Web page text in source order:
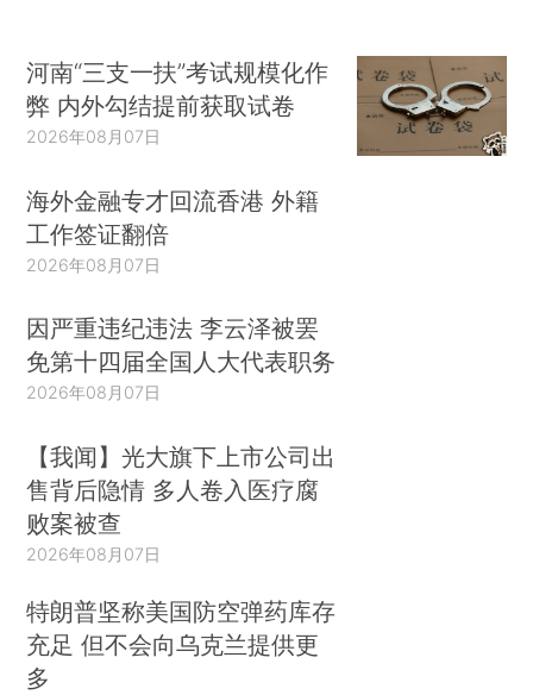
河南“三支一扶”考试规模化作
弊 内外勾结提前获取试卷
2026年08月07日
海外金融专才回流香港 外籍
工作签证翻倍
2026年08月07日
因严重违纪违法 李云泽被罢
免第十四届全国人大代表职务
2026年08月07日
【我闻】光大旗下上市公司出
售背后隐情 多人卷入医疗腐
败案被查
2026年08月07日
特朗普坚称美国防空弹药库存
充足 但不会向乌克兰提供更
多